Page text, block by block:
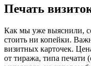
Печать
Как мы уже выяснили,
стоить ни копейки.
визитных карточек.
от тиража, типа печати